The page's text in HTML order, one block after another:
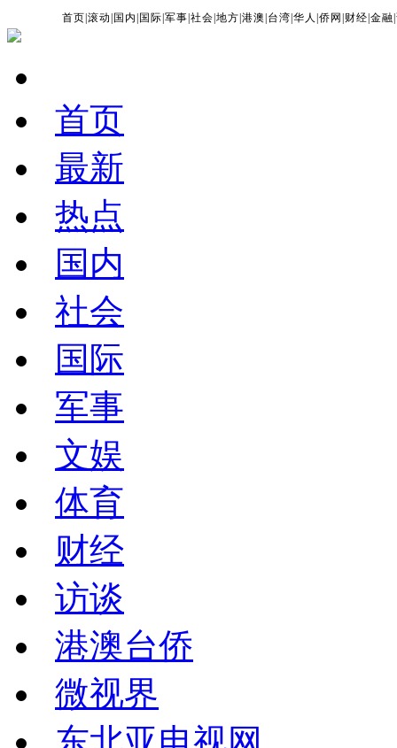
首页 |滚动 国内 国际 |军事 |社会 |地方 |港澳 台湾 |华人 |侨网 财经 |金融 |
首页
最新
热点
国内
社会
国际
军事
文娱
体育
财经
访谈
港澳台侨
微视界